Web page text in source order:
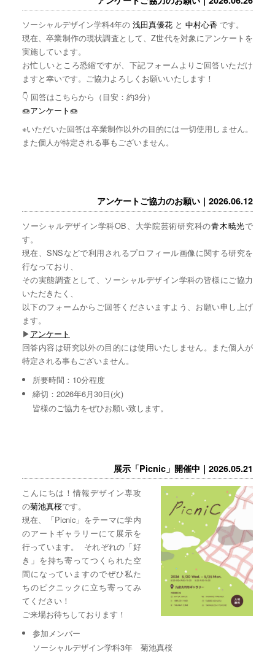
ソーシャルデザイン学科4年の 浅田真優花と 中村心香 です。
現在、卒業制作の現状調査として、Z世代を対象にアンケートを
実施しています。
お忙しいところ恐縮ですが、下記フォームよりご回答いただけ
ますと幸いです。ご協力よろしくお願いいたします！
👇 回答はこちらから（目安：約3分）
🍩アンケート🍩
※いただいた回答は卒業制作以外の目的には一切使用しません。
また個人が特定される事もございません。
アンケートご協力のお願い｜2026.06.12
ソーシャルデザイン学科OB、大学院芸術研究科の青木暁光で
す。
現在、SNSなどで利用されるプロフィール画像に関する研究を
行なっており、
その実態調査として、ソーシャルデザイン学科の皆様にご協力
いただきたく、
以下のフォームからご回答くださいますよう、お願い申し上げ
ます。
▶︎アンケート
回答内容は研究以外の目的には使用いたしません。また個人が
特定される事もございません。
所要時間：10分程度
締切：2026年6月30日(火)
皆様のご協力をぜひお願い致します。
展示「Picnic」開催中｜2026.05.21
こんにちは！情報デザイン専攻
の菊池真桜です。
現在、「Picnic」をテーマに学内
のアートギャラリーにて展示を
行っています。 それぞれの「好
き」を持ち寄ってつくられた空
間になっていますのでぜひ私た
ちのピクニックに立ち寄ってみ
てください！
ご来場お待ちしております！
参加メンバー
ソーシャルデザイン学科3年 菊池真桜